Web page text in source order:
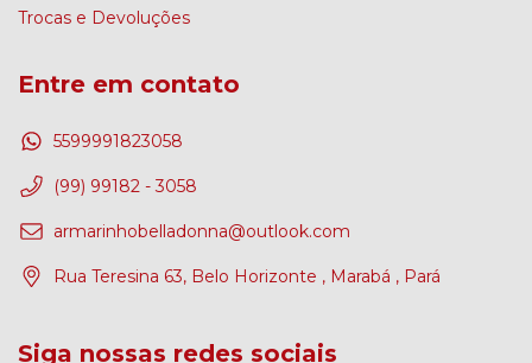
Trocas e Devoluções
Entre em contato
5599991823058
(99) 99182 - 3058
armarinhobelladonna@outlook.com
Rua Teresina 63, Belo Horizonte , Marabá , Pará
Siga nossas redes sociais